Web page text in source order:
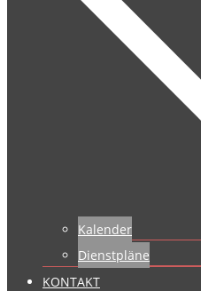
Kalender
Dienstpläne
KONTAKT